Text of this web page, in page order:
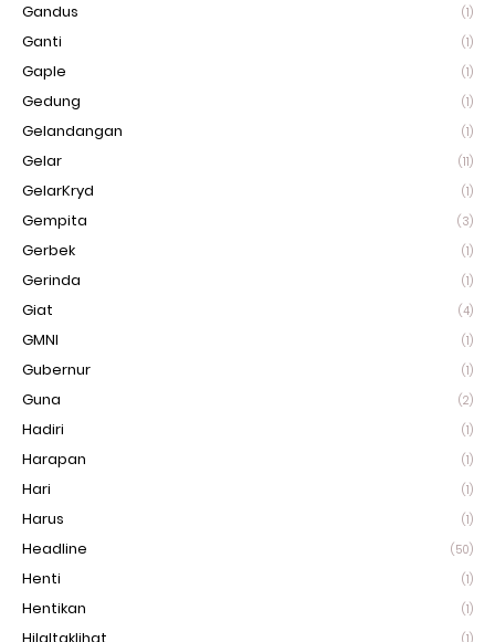
Gandus (1)
Ganti (1)
Gaple (1)
Gedung (1)
Gelandangan (1)
Gelar (11)
GelarKryd (1)
Gempita (3)
Gerbek (1)
Gerinda (1)
Giat (4)
GMNI (1)
Gubernur (1)
Guna (2)
Hadiri (1)
Harapan (1)
Hari (1)
Harus (1)
Headline (50)
Henti (1)
Hentikan (1)